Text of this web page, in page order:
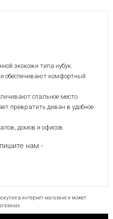
экокожи типа нубук.
обеспечивают комфортный
спальное место.
превратить диван в удобное
домов и офисов.
нам -
в интернет-магазине и может